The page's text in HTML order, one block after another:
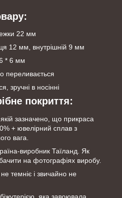
22 мм
12 мм, внутрішній 9 мм
* 6 мм
переливається
зручні в носінні
покриття:
зазначено, що прикраса
+ ювелірний сплав з
вага.
виробник Таїланд. Як
на фотографіях виробу.
темніє і звичайно не